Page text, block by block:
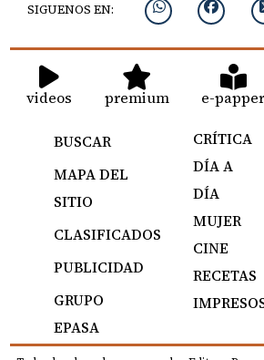
SIGUENOS EN:
videos premium e-papper
BUSCAR
MAPA DEL
SITIO
CLASIFICADOS
PUBLICIDAD
GRUPO
EPASA
CRÍTICA
DÍA A
DÍA
MUJER
CINE
RECETAS